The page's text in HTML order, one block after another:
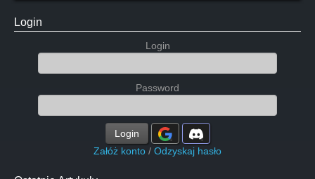
Login
Login
Password
Login
Załóż konto / Odzyskaj hasło